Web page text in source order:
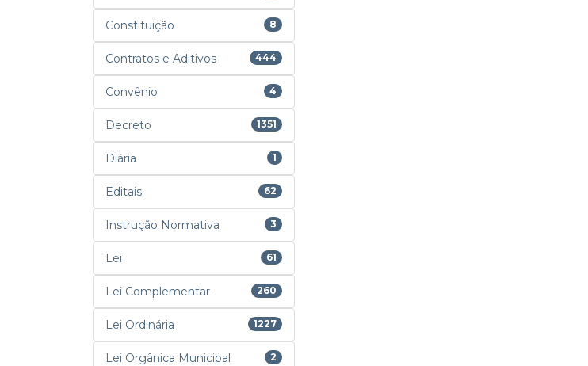
Constituição 8
Contratos e Aditivos 444
Convênio 4
Decreto 1351
Diária 1
Editais 62
Instrução Normativa 3
Lei 61
Lei Complementar 260
Lei Ordinária 1227
Lei Orgânica Municipal 2